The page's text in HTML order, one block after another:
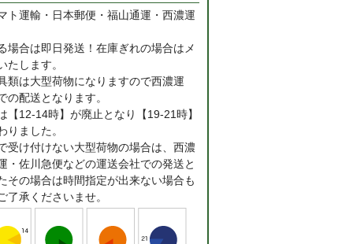
ト運輸・日本郵便・福山通運・西濃運
場合は即日発送！在庫ぎれの場合はメ
たします。
類は大型荷物になりますので西濃運
の配送となります。
12-14時】が廃止となり【19-21時】
りました。
受け付けない大型荷物の場合は、西濃
・佐川急便などの運送会社での発送と
その場合は時間指定が出来ない場合も
了承くださいませ。